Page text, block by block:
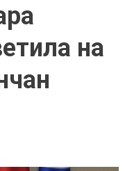
на